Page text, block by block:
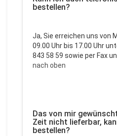
bestellen?
Ja, Sie erreichen uns von
09.00 Uhr bis 17.00 Uhr
843 58 59 sowie per Fax
nach oben
Das von mir
Zeit nicht lieferbar,
bestellen?